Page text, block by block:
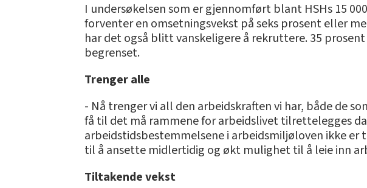
I undersøkelsen som er gjennomført blant HSHs 15
forventer en omsetningsvekst på seks prosent eller
har det også blitt vanskeligere å rekruttere. 35
begrenset.
Trenger alle
- Nå trenger vi all den arbeidskraften vi har, både de
få til det må rammene for arbeidslivet tilrettelegges
arbeidstidsbestemmelsene i arbeidsmiljøloven ikke
til å ansette midlertidig og økt mulighet til å leie inn
Tiltakende vekst